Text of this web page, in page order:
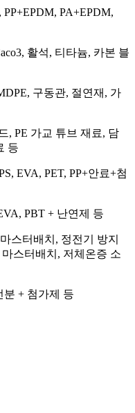
PA+EPDM,
활석, 티타늄, 카본 블
구동관, 절연재, 가
, PE 가교 튜브 재료, 담
등
EVA, PET, PP+안료+첨
PBT + 난연제 등
스터배치, 정전기 방지
스터배치, 저체온증 소
분 + 첨가제 등